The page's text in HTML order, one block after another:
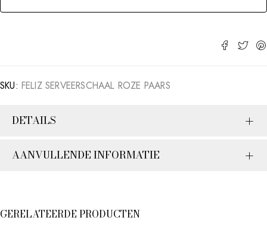
SKU: FELIZ SERVEERSCHAAL ROZE PAARS
DETAILS
AANVULLENDE INFORMATIE
GERELATEERDE PRODUCTEN